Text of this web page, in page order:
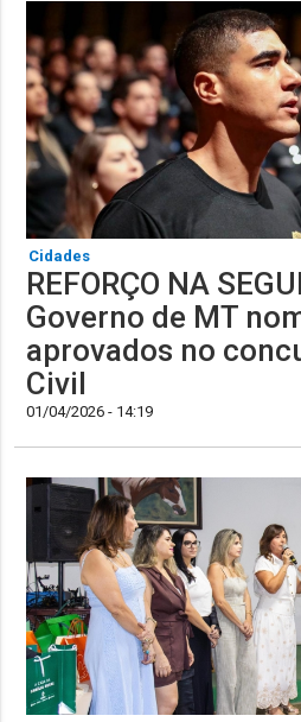
Cidades
REFORÇO NA
Governo de MT
aprovados no
Civil
01/04/2026 - 14:19